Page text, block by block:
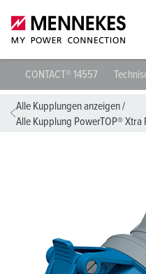
Kupplung PowerTOP® Xtra
Alle Kupplungen anzeigen/
Alle Kupplung PowerTOP® Xtra